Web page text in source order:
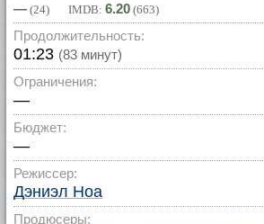
— (24) IMDB: 6.20 (663)
Продолжительность:
01:23 (83 минут)
Ограничения:
—
Бюджет:
—
Режиссер:
Дэниэл Ноа
Продюсеры: